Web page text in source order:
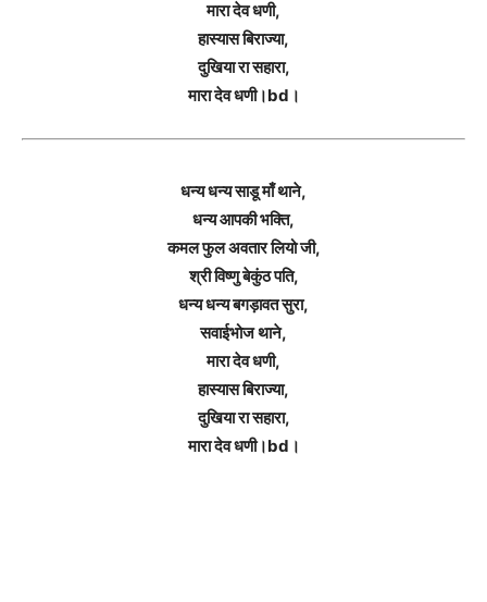
मारा देव धणी,
हास्यास बिराज्या,
दुखिया रा सहारा,
मारा देव धणी।bd।
धन्य धन्य साडू माँ थाने,
धन्य आपकी भक्ति,
कमल फुल अवतार लियो जी,
श्री विष्णु बेकुंठ पति,
धन्य धन्य बगड़ावत सुरा,
सवाईभोज थाने,
मारा देव धणी,
हास्यास बिराज्या,
दुखिया रा सहारा,
मारा देव धणी।bd।